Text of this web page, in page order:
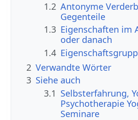
1.2 Antonyme
Gegenteile
1.3 Eigenschaften im
oder danach
1.4
2 Verwandte Wörter
3 Siehe auch
3.1 Selbsterfahrung,
Psychotherapie
Seminare